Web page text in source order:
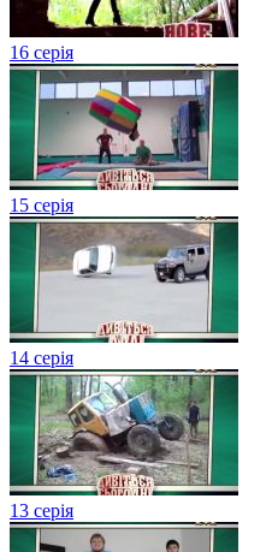
16 серія
15 серія
14 серія
13 серія